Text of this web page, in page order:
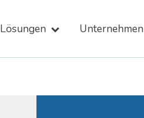
Lösungen Unternehmen